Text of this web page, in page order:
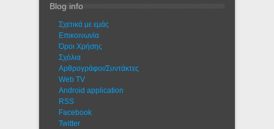
Blog info
Σχετικά με εμάς
Eπικοινωνία
Όροι Χρήσης
Σχόλια
Αρθρογράφοι/Συντάκτες
Web TV
Android application
RSS
Facebook
Twitter